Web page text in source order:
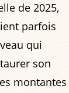
de 2025,
parfois
qui
son
montantes